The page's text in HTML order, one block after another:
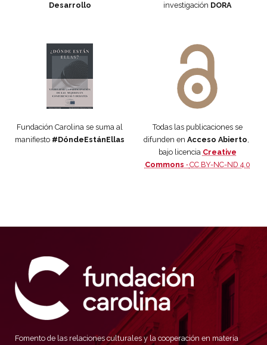
Desarrollo
investigación DORA
Fundación Carolina se suma al
manifiesto #DóndeEstánEllas
Todas las publicaciones se
difunden en Acceso Abierto
bajo licencia Creative
Commons · CC BY-NC-ND 4.0
Fomento de las relaciones culturales y la cooperación en materia